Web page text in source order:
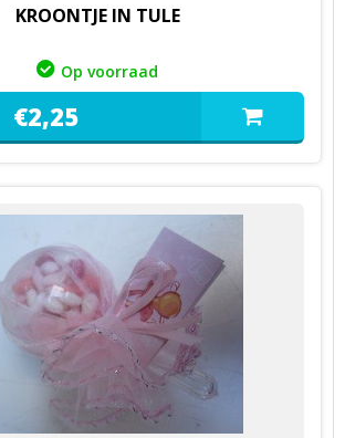
KROONTJE IN TULE
Op voorraad
€2,25